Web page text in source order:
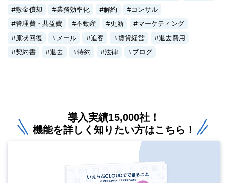
敷金償却
業務効率化 解約
コンサル
管理費・共益費
不動産 更新
マーケティング
原状回復
メール 追客 賃貸経営
退去費用
契約書
退去 特約 法律 ブログ
導入実績15,000社！
機能を詳しく知りたい方はこちら！